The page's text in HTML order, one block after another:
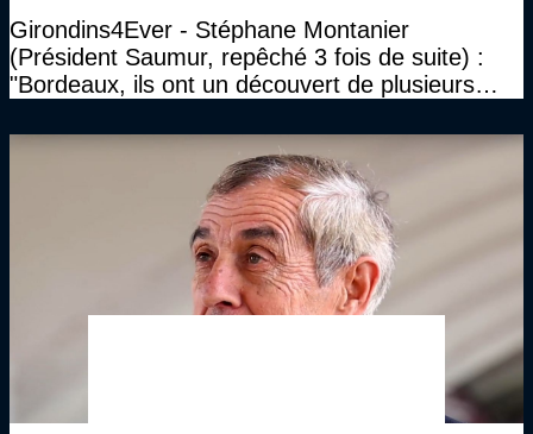
Girondins4Ever - Stéphane Montanier
(Président Saumur, repêché 3 fois de suite) :
"Bordeaux, ils ont un découvert de plusieurs